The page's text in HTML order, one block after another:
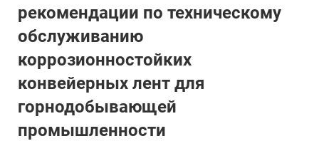
рекомендации по техническому
обслуживанию
коррозионностойких
конвейерных лент для
горнодобывающей
промышленности